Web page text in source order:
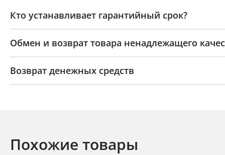
Кто устанавливает гарантийный срок?
Обмен и возврат товара ненадлежащего
Возврат денежных средств
Похожие товары